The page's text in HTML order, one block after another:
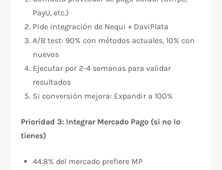
PayU, etc.)
Pide integración de Nequi + DaviPlata
A/B test: 90% con métodos actuales, 10% con
nuevos
Ejecutar por 2-4 semanas para validar
resultados
Si conversión mejora: Expandir a 100%
Prioridad 3: Integrar Mercado Pago (si no lo
tienes)
44.8% del mercado prefiere MP​